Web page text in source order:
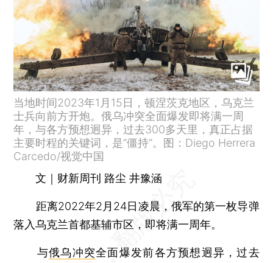
当地时间2023年1月15日，顿涅茨克地区，乌克兰
士兵向前方开炮。俄乌冲突全面爆发即将满一周
年，与各方预想迥异，过去300多天里，真正占据
主要时程的关键词，是“僵持”。图：Diego Herrera
Carcedo/视觉中国
文｜财新周刊 路尘 井豫涵
距离2022年2月24日凌晨，俄军的第一枚导弹
落入乌克兰首都基辅市区，即将满一周年。
与俄乌冲突全面爆发前各方预想迥异，过去